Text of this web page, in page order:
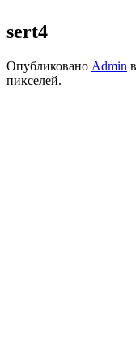
sert4
Опубликовано Admin в
пикселей.